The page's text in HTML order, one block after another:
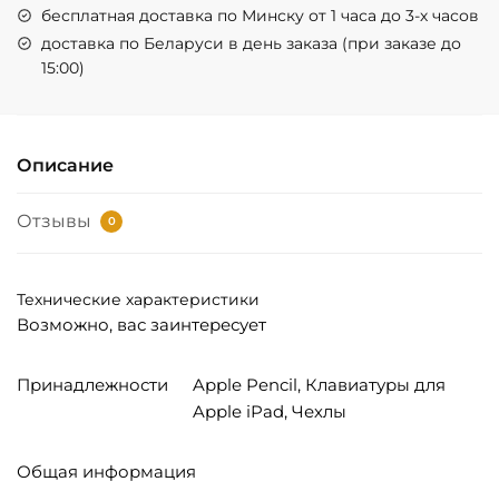
бесплатная доставка по Минску от 1 часа до 3-х часов
доставка по Беларуси в день заказа (при заказе до
15:00)
Описание
Отзывы 0
Технические характеристики
Возможно, вас заинтересует
Принадлежности
Apple Pencil, Клавиатуры для
Apple iPad, Чехлы
Общая информация